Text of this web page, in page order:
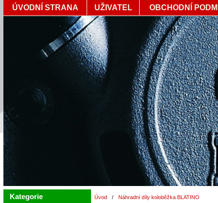
ÚVODNÍ STRANA UŽIVATEL OBCHODNÍ
Kategorie Úvod / Náhradní díly koloběžka BLATINO